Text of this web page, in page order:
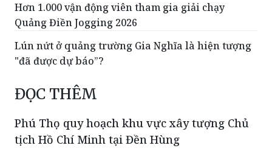
Hơn 1.000 vận động viên tham gia giải chạy
Quảng Điền Jogging 2026
Lún nứt ở quảng trường Gia Nghĩa là hiện tượng
"đã được dự báo”?
ĐỌC THÊM
Phú Thọ quy hoạch khu vực xây tượng Chủ
tịch Hồ Chí Minh tại Đền Hùng